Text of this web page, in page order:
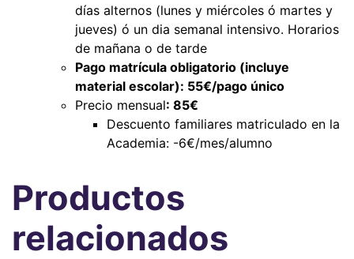
días alternos (lunes y miércoles ó martes y
jueves) ó un dia semanal intensivo. Horarios
de mañana o de tarde
Pago matrícula obligatorio (incluye
material escolar): 55€/pago único
Precio mensual: 85€
Descuento familiares matriculado en la
Academia: -6€/mes/alumno
Productos
relacionados